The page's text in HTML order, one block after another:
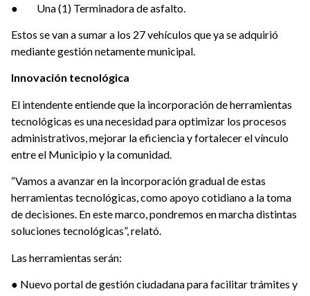
● Una (1) Terminadora de asfalto.
Estos se van a sumar a los 27 vehículos que ya se adquirió
mediante gestión netamente municipal.
Innovación tecnológica
El intendente entiende que la incorporación de herramientas
tecnológicas es una necesidad para optimizar los procesos
administrativos, mejorar la eficiencia y fortalecer el vínculo
entre el Municipio y la comunidad.
“Vamos a avanzar en la incorporación gradual de estas
herramientas tecnológicas, como apoyo cotidiano a la toma
de decisiones. En este marco, pondremos en marcha distintas
soluciones tecnológicas”, relató.
Las herramientas serán:
● Nuevo portal de gestión ciudadana para facilitar trámites y